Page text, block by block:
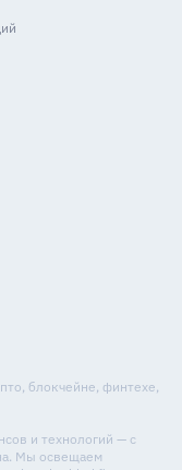
блокчейне, финтехе,
и технологий — с
Мы освещаем